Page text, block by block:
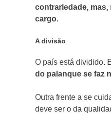
contrariedade,
cargo.
A divisão
O país está dividido.
do palanque se faz
Outra frente a se
deve ser o da